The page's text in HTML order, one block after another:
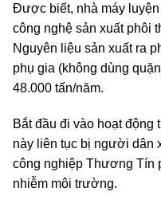
Được biết, nhà máy
công nghệ sản xuất phôi
Nguyên liệu sản xuất ra
phụ gia (không dùng
48.000 tấn/năm.
Bắt đầu đi vào hoạt động
này liên tục bị người dân
công nghiệp Thương Tín
nhiễm môi trường.